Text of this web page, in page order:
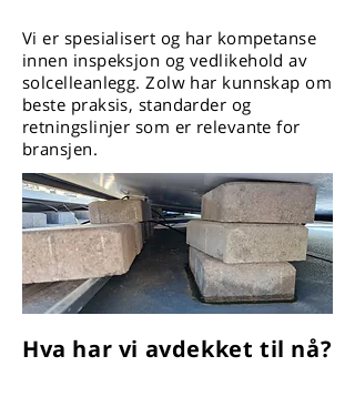
Vi er spesialisert og har kompetanse
innen inspeksjon og vedlikehold av
solcelleanlegg. Zolw har kunnskap om
beste praksis, standarder og
retningslinjer som er relevante for
bransjen.
Hva har vi avdekket til nå?